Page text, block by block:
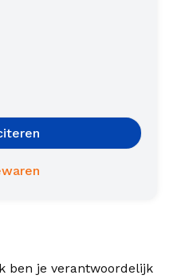
ben je verantwoordelijk